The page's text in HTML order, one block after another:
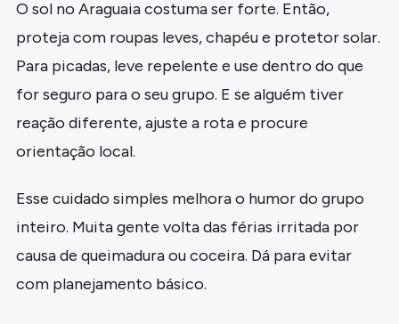
O sol no Araguaia costuma ser forte. Então,
proteja com roupas leves, chapéu e protetor solar.
Para picadas, leve repelente e use dentro do que
for seguro para o seu grupo. E se alguém tiver
reação diferente, ajuste a rota e procure
orientação local.
Esse cuidado simples melhora o humor do grupo
inteiro. Muita gente volta das férias irritada por
causa de queimadura ou coceira. Dá para evitar
com planejamento básico.